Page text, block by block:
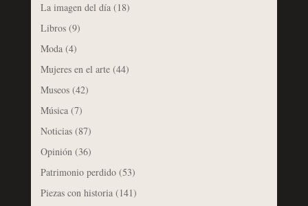
La imagen del día(18)
Libros(9)
Moda(4)
Mujeres en el arte(44)
Museos(42)
Música(7)
Noticias(87)
Opinión(36)
Patrimonio perdido(53)
Piezas con historia(141)